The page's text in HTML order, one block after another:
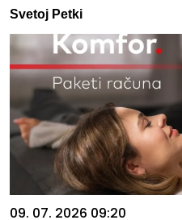
Svetoj Petki
09. 07. 2026 09:20